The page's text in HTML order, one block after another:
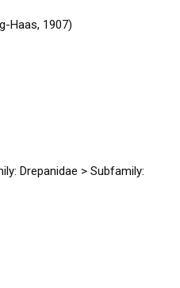
Haas, 1907)
Drepanidae > Subfamily: